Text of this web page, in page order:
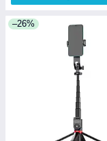
–26%